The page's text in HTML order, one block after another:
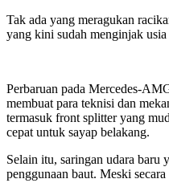
Tak ada yang meragukan
yang kini sudah menginjak
Perbaruan pada Mercedes-
membuat para teknisi dan
termasuk front splitter yang
cepat untuk sayap belakang.
Selain itu, saringan udara baru
penggunaan baut. Meski